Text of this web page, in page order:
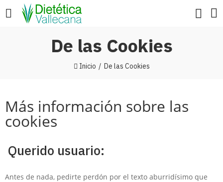
De las Cookies
Inicio De las Cookies
Más información sobre las
cookies
Querido usuario:
Antes de nada, pedirte perdón por el texto aburridísimo que